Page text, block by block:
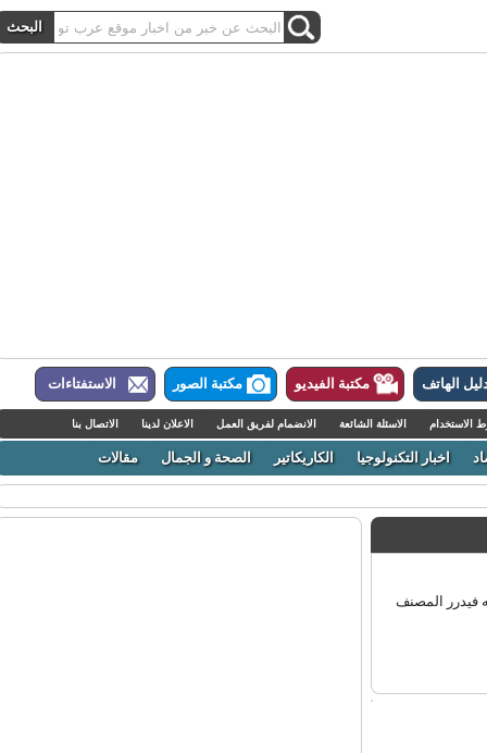
الهاتف مكتبة الفيديو مكتبة الصور الاستفتاءات
الاسئلة الشائعة الانضمام لفريق العمل الاعلان لدينا الاتصال بنا
اخبار التكنولوجيا الكاريكاتير الصحة و الجمال مقالات
المصنف